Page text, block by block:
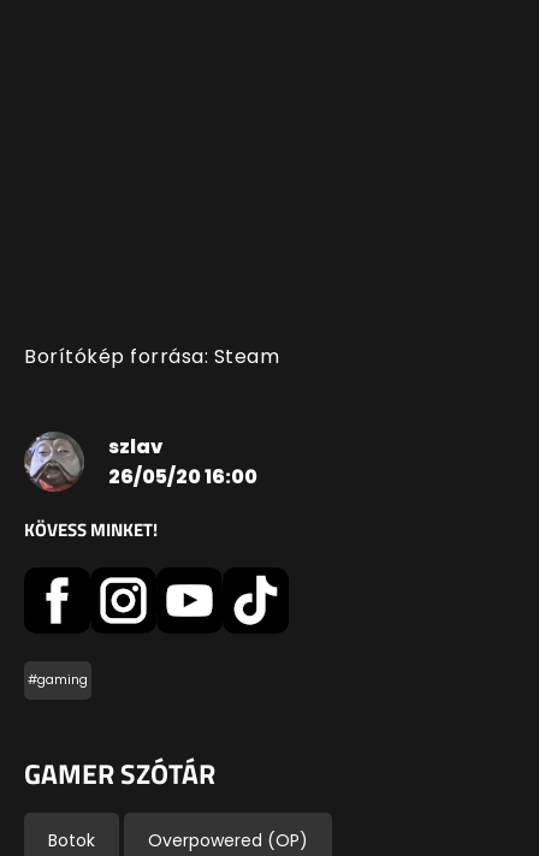
Borítókép forrása: Steam
szlav
26/05/20 16:00
KÖVESS MINKET!
#gaming
GAMER SZÓTÁR
Botok Overpowered (OP)